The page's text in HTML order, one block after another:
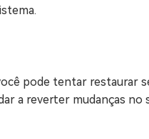
pode tentar restaurar
a reverter mudanças no